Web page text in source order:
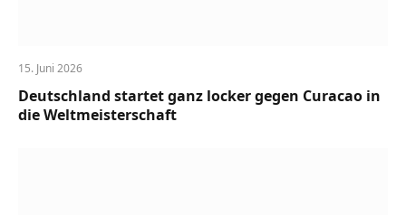
15. Juni 2026
Deutschland startet ganz locker gegen Curacao in
die Weltmeisterschaft